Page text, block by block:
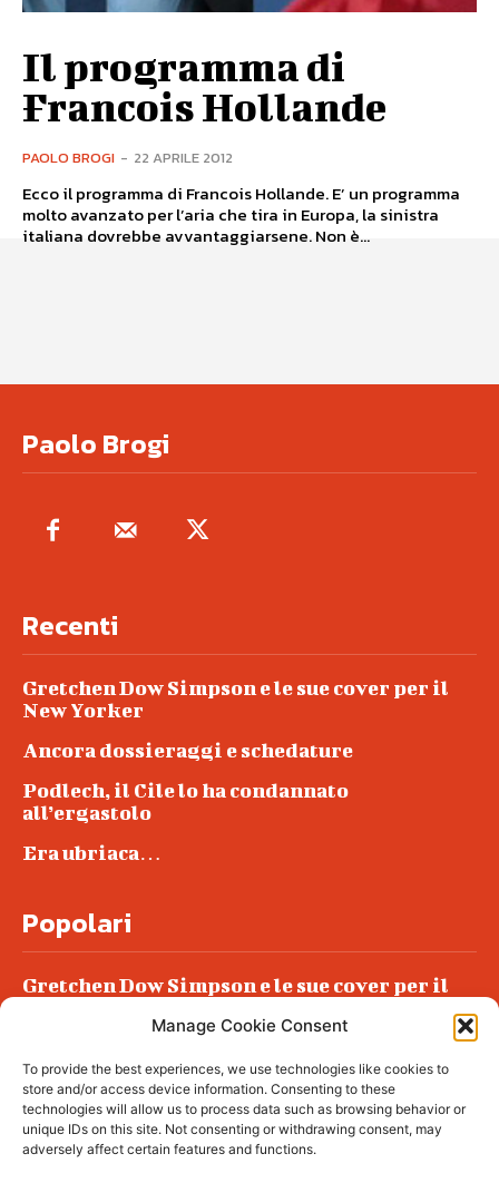
Manage Cookie Consent
To provide the best experiences, we use technologies like cookies to
store and/or access device information. Consenting to these
technologies will allow us to process data such as browsing behavior or
unique IDs on this site. Not consenting or withdrawing consent, may
adversely affect certain features and functions.
Il programma di
Francois Hollande
PAOLO BROGI - 22 APRILE 2012
Ecco il programma di Francois Hollande. E’ un programma
molto avanzato per l’aria che tira in Europa, la sinistra
italiana dovrebbe avvantaggiarsene. Non è...
Paolo Brogi
Recenti
Gretchen Dow Simpson e le sue cover per il
New Yorker
Ancora dossieraggi e schedature
Podlech, il Cile lo ha condannato
all’ergastolo
Era ubriaca…
Popolari
Gretchen Dow Simpson e le sue cover per il
Podlech, il Cile lo ha condannato
all’ergastolo
Era ubriaca…